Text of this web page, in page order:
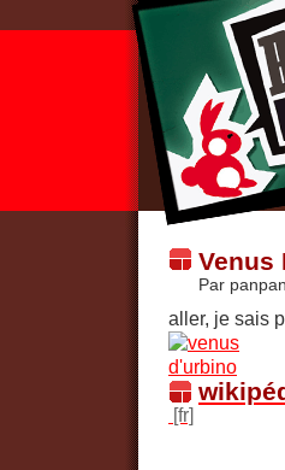
Venus
Par
aller, je sais